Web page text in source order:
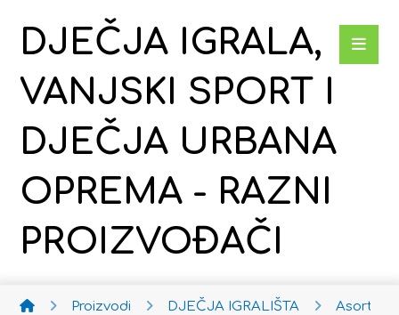
DJEČJA IGRALA,
VANJSKI SPORT I
DJEČJA URBANA
OPREMA - RAZNI
PROIZVOĐAČI
Proizvodi DJEČJA IGRALIŠTA